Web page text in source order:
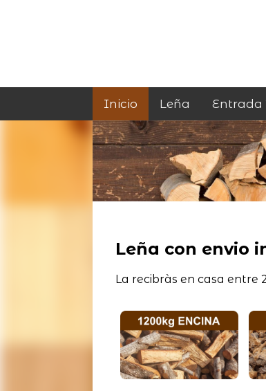
Inicio Leña Entrada
Leña con envio
La recibràs en casa entre